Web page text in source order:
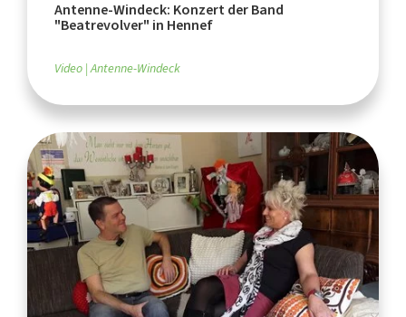
Antenne-Windeck: Konzert der Band
"Beatrevolver" in Hennef
Video Antenne-Windeck